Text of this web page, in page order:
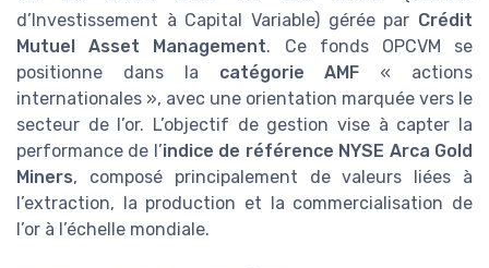
d’Investissement à Capital Variable) gérée par Crédit
Mutuel Asset Management. Ce fonds OPCVM se
positionne dans la catégorie AMF « actions
internationales », avec une orientation marquée vers le
secteur de l’or. L’objectif de gestion vise à capter la
performance de l’indice de référence NYSE Arca Gold
Miners, composé principalement de valeurs liées à
l’extraction, la production et la commercialisation de
l’or à l’échelle mondiale.